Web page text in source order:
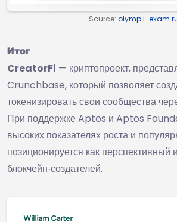
Source: olymp.i-
Итог
CreatorFi — криптопроект,
Crunchbase, который позволяет
токенизировать свои сообщества
При поддержке Aptos и Aptos
высоких показателях роста и
позиционируется как перспективный
блокчейн‑создателей.